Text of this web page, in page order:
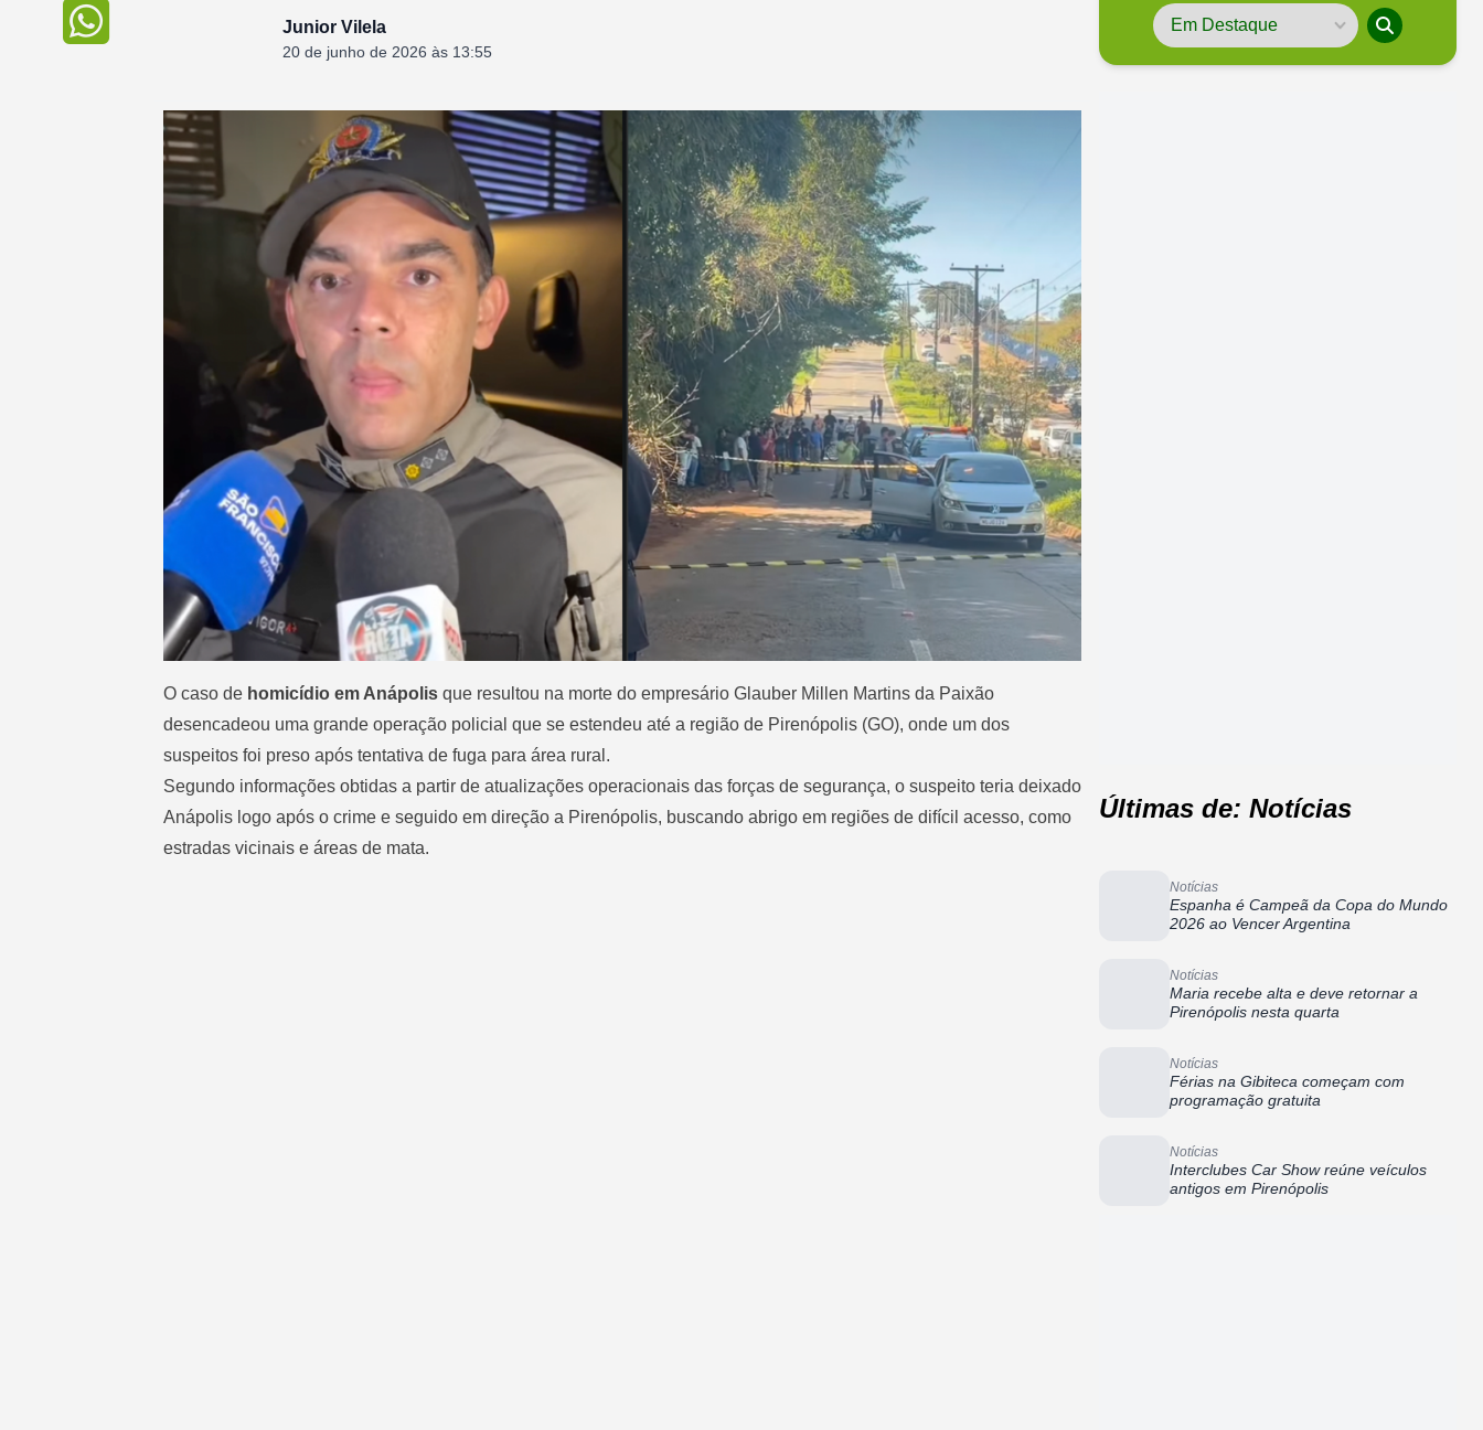
Junior Vilela
20 de junho de 2026 às 13:55
O caso de homicídio em Anápolis que resultou na morte do empresário Glauber Millen Martins da Paixão
desencadeou uma grande operação policial que se estendeu até a região de Pirenópolis (GO), onde um dos
suspeitos foi preso após tentativa de fuga para área rural.
Segundo informações obtidas a partir de atualizações operacionais das forças de segurança, o suspeito teria deixado
Anápolis logo após o crime e seguido em direção a Pirenópolis, buscando abrigo em regiões de difícil acesso, como
estradas vicinais e áreas de mata.
Últimas de: Notícias
Notícias
Espanha é Campeã da Copa do Mundo
2026 ao Vencer Argentina
Notícias
Maria recebe alta e deve retornar a
Pirenópolis nesta quarta
Notícias
Férias na Gibiteca começam com
programação gratuita
Notícias
Interclubes Car Show reúne veículos
antigos em Pirenópolis